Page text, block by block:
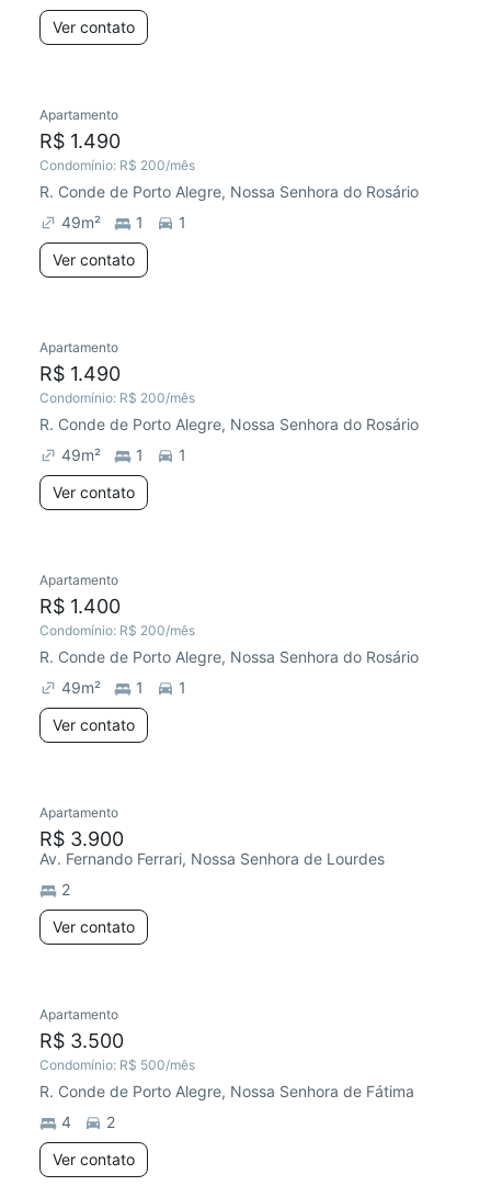
Ver contato
Apartamento
R$ 1.490
Condomínio: R$ 200/mês
R. Conde de Porto Alegre, Nossa Senhora do Rosário
49m² 1
1
Ver contato
Apartamento
R$ 1.490
Condomínio: R$ 200/mês
R. Conde de Porto Alegre, Nossa Senhora do Rosário
49m² 1
1
Ver contato
Apartamento
R$ 1.400
Condomínio: R$ 200/mês
R. Conde de Porto Alegre, Nossa Senhora do Rosário
49m² 1
1
Ver contato
Apartamento
R$ 3.900
Av. Fernando Ferrari, Nossa Senhora de Lourdes
2
Ver contato
Apartamento
R$ 3.500
Condomínio: R$ 500/mês
R. Conde de Porto Alegre, Nossa Senhora de Fátima
4
2
Ver contato